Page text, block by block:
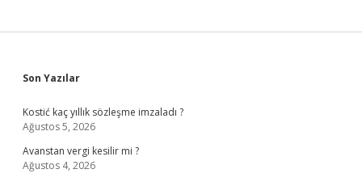
Sidebar
Son Yazılar
Kostić kaç yıllık sözleşme imzaladı ?
Ağustos 5, 2026
Avanstan vergi kesilir mi ?
Ağustos 4, 2026